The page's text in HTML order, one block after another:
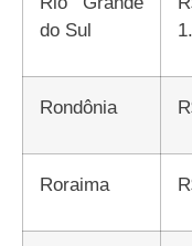
do Sul
Rondônia
Roraima